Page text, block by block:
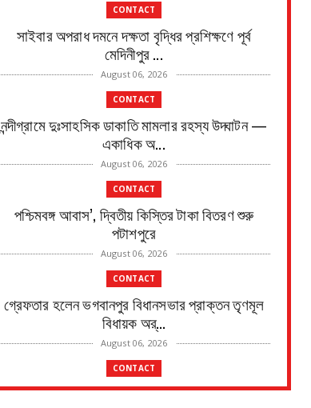
CONTACT
সাইবার অপরাধ দমনে দক্ষতা বৃদ্ধির প্রশিক্ষণে পূর্ব
মেদিনীপুর ...
August 06, 2026
CONTACT
নন্দীগ্রামে দুঃসাহসিক ডাকাতি মামলার রহস্য উদ্ঘাটন —
একাধিক অ...
August 06, 2026
CONTACT
পশ্চিমবঙ্গ আবাস’, দ্বিতীয় কিস্তির টাকা বিতরণ শুরু
পটাশপুরে
August 06, 2026
CONTACT
গ্রেফতার হলেন ভগবানপুর বিধানসভার প্রাক্তন তৃণমূল
বিধায়ক অর্...
August 06, 2026
CONTACT
প্রধানমন্ত্রী আবাস যোজনা দ্বিতীয় পর্যায়ে টাকা ১০০